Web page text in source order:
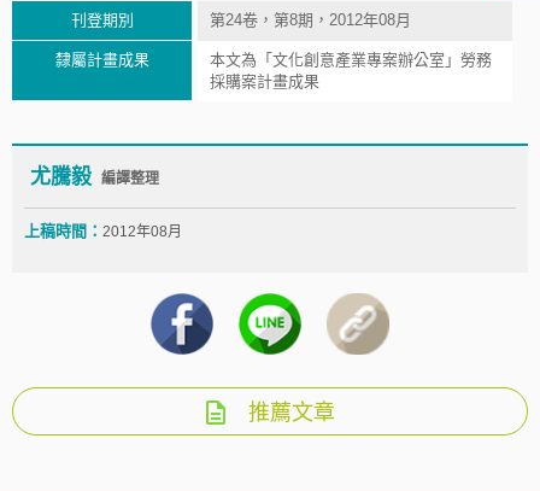
刊登期別 第24卷，第8期，2012年08月
隸屬計畫成果
本文為「文化創意產業專案辦公室」勞務
採購案計畫成果
尤騰毅 編譯整理
上稿時間： 2012年08月
推薦文章